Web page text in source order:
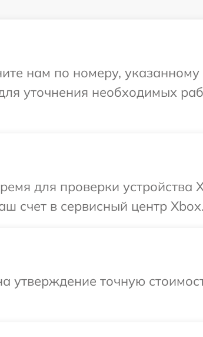
нам по номеру, указанному
уточнения необходимых
для проверки устройства
счет в сервисный центр Xbox.
утверждение точную